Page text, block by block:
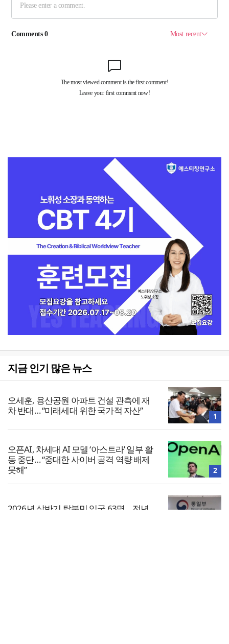
지금 인기 많은 뉴스
오세훈, 용산공원 아파트 건설 관측에 재
차 반대… “미래세대 위한 국가적 자산”
1
오픈AI, 차세대 AI 모델 ‘아스트라’ 일부 활
동 중단… “중대한 사이버 공격 역량 배제
못해”
2
2026년 상반기 탈북민 입국 63명… 전년